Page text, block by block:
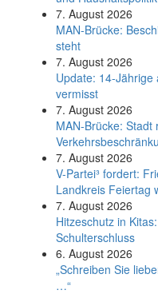
7. August 2026
MAN-Brücke:
steht
7. August 2026
Update: 14-Jährige
vermisst
7. August 2026
MAN-Brücke:
7. August 2026
V-Partei­³ fordert:
Land­kreis Feier­tag
7. August 2026
Hitzeschutz in
Schulterschluss
6. August 2026
„Schreiben Sie
…“